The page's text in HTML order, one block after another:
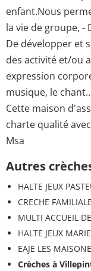
enfant.Nous
la vie de groupe, -
De développer et
des activité et/ou
expression
musique, le
Cette maison
charte qualité
Msa
Autres
HALTE JEUX
CRECHE
MULTI ACCUEIL
HALTE JEUX
EAJE LES
Crèches à